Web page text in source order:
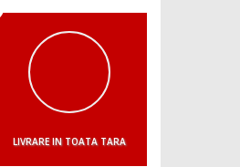
LIVRARE IN TOATA TARA